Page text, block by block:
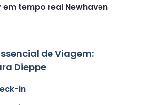
tempo real Newhaven
de Viagem:
Dieppe
in